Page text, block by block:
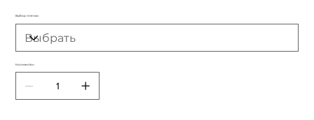
Выбор пленки
Количество